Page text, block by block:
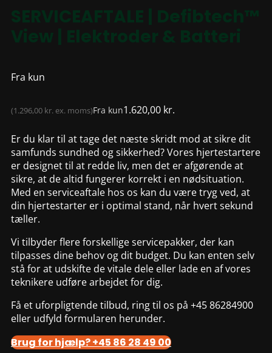
SERVICEAFTALE | Defibtech™
View | Elektroder & Batteri
Fra kun
1.620,00 kr.
(1.296,00 kr.ex. moms)
Er du klar til at tage det næste skridt mod at sikre dit
samfunds sundhed og sikkerhed? Vores hjertestartere
er designet til at redde liv, men det er afgørende at
sikre, at de altid fungerer korrekt i en nødsituation.
Med en serviceaftale hos os kan du være tryg ved, at
din hjertestarter er i optimal stand, når hvert sekund
tæller.
Vi tilbyder flere forskellige servicepakker, der kan
tilpasses dine behov og dit budget. Du kan enten selv
stå for at udskifte de vitale dele eller lade en af vores
teknikere udføre arbejdet for dig.
Få et uforpligtende tilbud, ring til os på +45 86284900
eller udfyld formularen herunder.
Brug for hjælp? +45 86 28 49 00